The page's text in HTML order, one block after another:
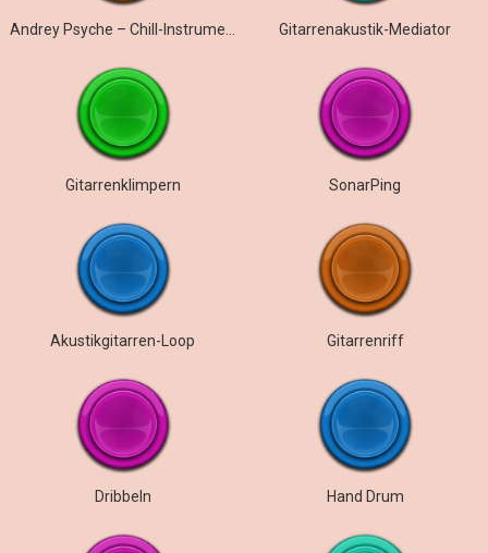
Gitarrenakustik-Mediator
Gitarrenklimpern SonarPing
Akustikgitarren-Loop Gitarrenriff
Dribbeln Hand Drum